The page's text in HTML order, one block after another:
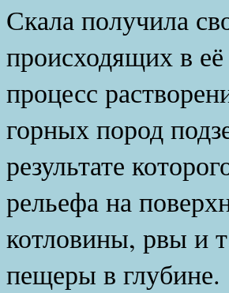
Скала получила
происходящих в
процесс
горных пород
результате
рельефа на
котловины, рвы и
пещеры в глубине.